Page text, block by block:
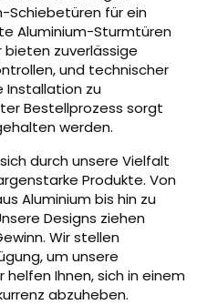
Schiebetüren für ein
Aluminium-Sturmtüren
bieten zuverlässige
und technischer
Installation zu
Bestellprozess sorgt
werden.
durch unsere Vielfalt
Produkte. Von
Aluminium bis hin zu
Designs ziehen
Wir stellen
um unsere
Ihnen, sich in einem
abzuheben.